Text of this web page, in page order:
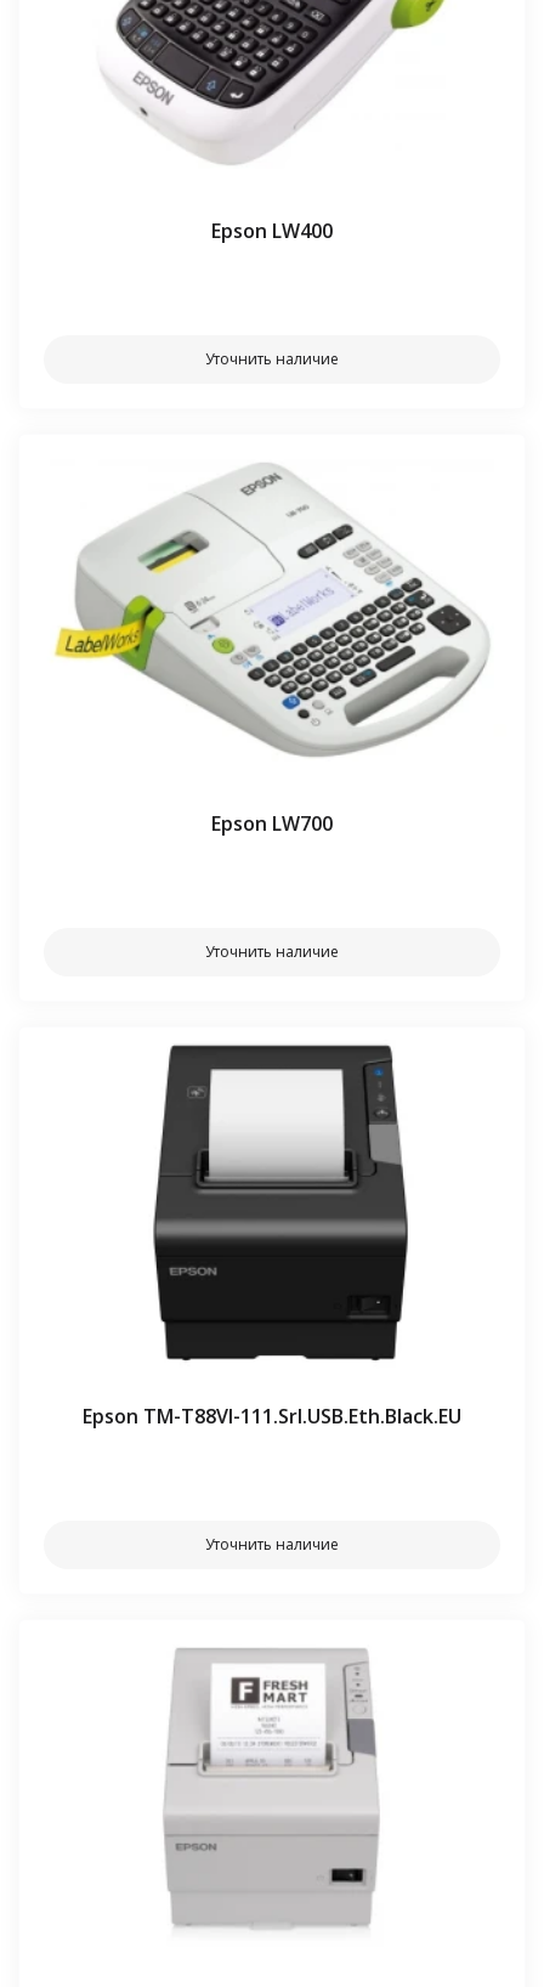
Epson LW400
Уточнить наличие
Epson LW700
Уточнить наличие
Epson TM-T88VI-111.Srl.USB.Eth.Black.EU
Уточнить наличие